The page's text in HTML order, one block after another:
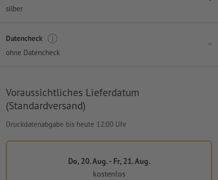
silber
Datencheck
ohne Datencheck
Voraussichtliches Lieferdatum
(Standardversand)
Druckdatenabgabe bis heute 12:00 Uhr
Do, 20. Aug. - Fr, 21. Aug.
kostenlos